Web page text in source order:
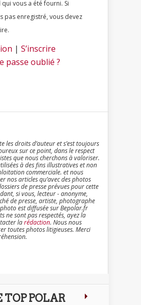
a été fourni. Si
pas enregistré, vous devez
| S’inscrire
passe oublié ?
les droits d’auteur et s’est toujours
sur ce point, dans le respect
que nous cherchons à valoriser.
à des fins illustratives et non
commerciale. et nous
nos articles qu’avec des photos
de presse prévues pour cette
si vous, lecteur - anonyme,
de presse, artiste, photographe
est diffusée sur Bepolar.fr
ne sont pas respectés, ayez la
larédaction. Nous nous
toutes photos litigieuses. Merci
TOP POLAR